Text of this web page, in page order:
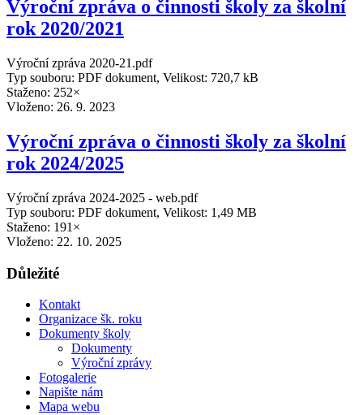
Výroční zpráva o činnosti školy za školní
rok 2020/2021
Výroční zpráva 2020-21.pdf
Typ souboru: PDF dokument, Velikost: 720,7 kB
Staženo: 252×
Vloženo: 26. 9. 2023
Výroční zpráva o činnosti školy za školní
rok 2024/2025
Výroční zpráva 2024-2025 - web.pdf
Typ souboru: PDF dokument, Velikost: 1,49 MB
Staženo: 191×
Vloženo: 22. 10. 2025
Důležité
Kontakt
Organizace šk. roku
Dokumenty školy
Dokumenty
Výroční zprávy
Fotogalerie
Napište nám
Mapa webu